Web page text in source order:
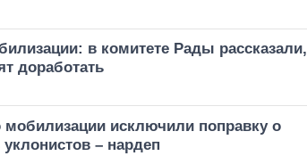
в комитете Рады рассказали,
доработать
мобилизации исключили поправку о
– нардеп